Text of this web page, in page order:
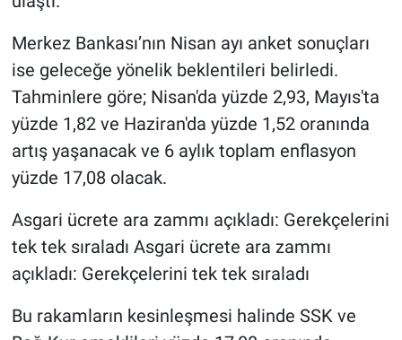
Merkez Bankası’nın Nisan ayı anket sonuçları
ise geleceğe yönelik beklentileri belirledi.
Tahminlere göre; Nisan'da yüzde 2,93, Mayıs'ta
yüzde 1,82 ve Haziran'da yüzde 1,52 oranında
artış yaşanacak ve 6 aylık toplam enflasyon
yüzde 17,08 olacak.
Asgari ücrete ara zammı açıkladı: Gerekçelerini
tek tek sıraladı Asgari ücrete ara zammı
açıkladı: Gerekçelerini tek tek sıraladı
Bu rakamların kesinleşmesi halinde SSK ve